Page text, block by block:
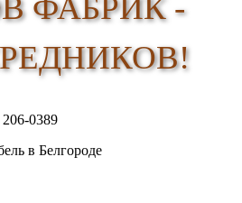
ФАБРИК -
0389
в Белгороде